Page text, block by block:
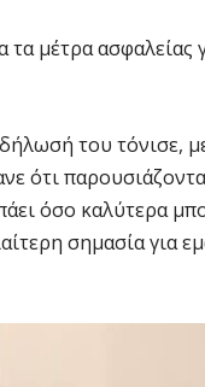
μέτρα ασφαλείας
του τόνισε,
ότι
όσο καλύτερα
σημασία για